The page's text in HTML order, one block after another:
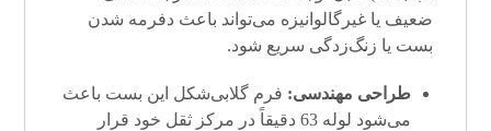
ضعیف یا غیرگالوانیزه می‌تواند باعث دفرمه شدن
بست یا زنگ‌زدگی سریع شود.
طراحی مهندسی: فرم گلابی‌شکل این بست باعث
می‌شود لوله 63 دقیقاً در مرکز ثقل خود قرار